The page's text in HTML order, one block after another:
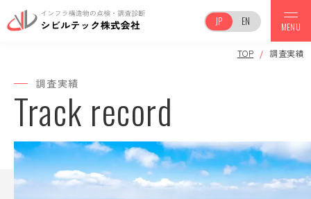
JP EN MENU
事業案内
会社案内
TOP 調査実績
調査実績
Track record